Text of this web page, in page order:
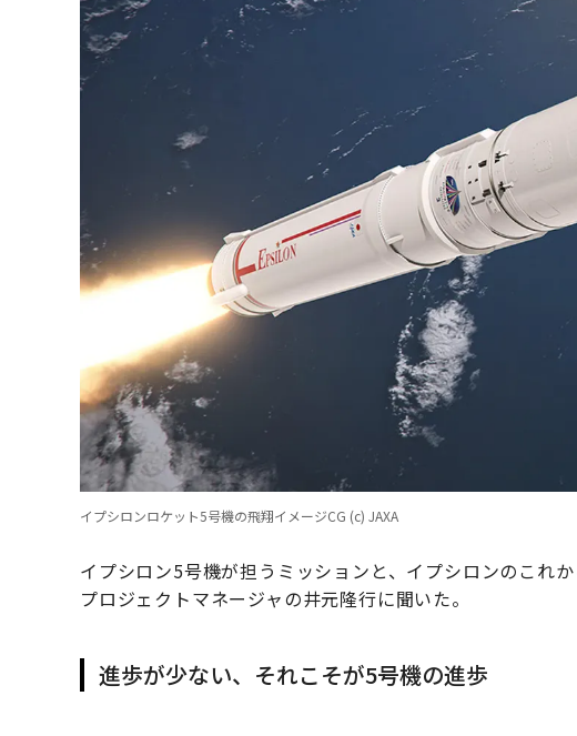
イプシロンロケット5号機の飛翔イメージCG (c) JAXA
イプシロン5号機が担うミッションと、イプシロンのこれ
プロジェクトマネージャの井元隆行に聞いた。
進歩が少ない、それこそが5号機の進歩